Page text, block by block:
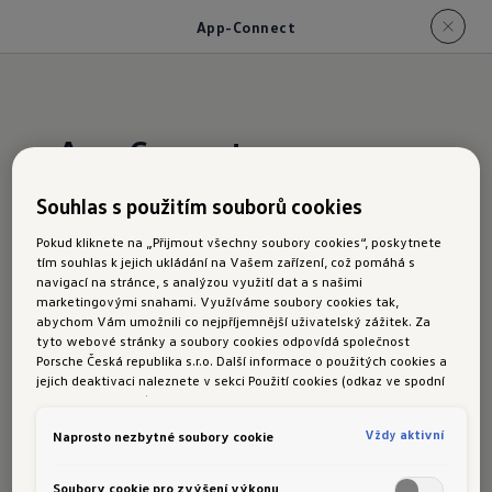
App-Connect
App-Connect
Rozhraní App Connect vám umožní ve vašem
automobilu pohodlně využívat aplikace z vašeho
chytrého telefonu. Prostřednictvím rozhraní
můžete přenést hudbu, zprávy, mapy nebo
audioknihy na displej infotainment systému, kde
je můžete ve vašem zorném poli pohodlně
ovládat. Pro připojení chytrého telefonu jsou
k dispozici dvě technologie - Apple CarPlay
příjemná je možnost bezdrátového připojení
Souhlas s použitím souborů cookies
Pokud kliknete na „Přijmout všechny soubory cookies“, poskytnete
tím souhlas k jejich ukládání na Vašem zařízení, což pomáhá s
navigací na stránce, s analýzou využití dat a s našimi
marketingovými snahami. Využíváme soubory cookies tak,
abychom Vám umožnili co nejpříjemnější uživatelský zážitek. Za
tyto webové stránky a soubory cookies odpovídá společnost
Porsche Česká republika s.r.o. Další informace o použitých cookies a
jejich deaktivaci naleznete v sekci Použití cookies (odkaz ve spodní
části této stránky).
Naprosto nezbytné soubory cookie Vždy aktivní
Soubory cookie pro zvýšení výkonu